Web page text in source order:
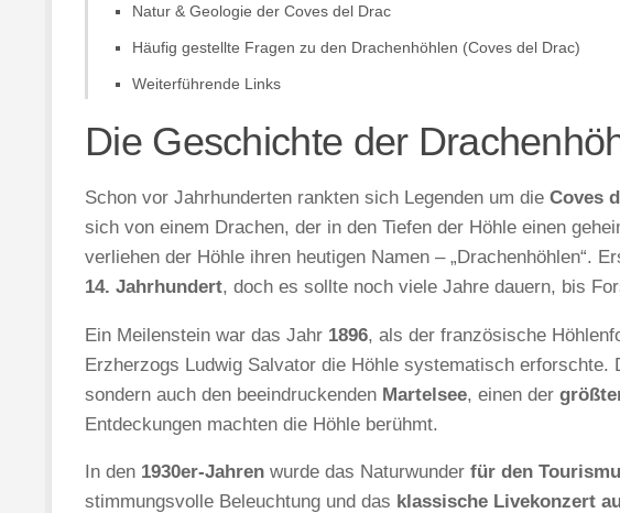
Natur & Geologie der Coves del Drac
Häufig gestellte Fragen zu den Drachenhöhlen (Coves del Drac)
Weiterführende Links
Die Geschichte der
Schon vor Jahrhunderten rankten sich Legenden um die Coves
sich von einem Drachen, der in den Tiefen der Höhle einen
verliehen der Höhle ihren heutigen Namen – „Drachenhöhlen“.
14. Jahrhundert, doch es sollte noch viele Jahre dauern, bis
Ein Meilenstein war das Jahr 1896, als der französische
Erzherzogs Ludwig Salvator die Höhle systematisch erforschte.
sondern auch den beeindruckenden Martelsee, einen der
Entdeckungen machten die Höhle berühmt.
In den 1930er-Jahren wurde das Naturwunder für den
stimmungsvolle Beleuchtung und das klassische Livekonzert